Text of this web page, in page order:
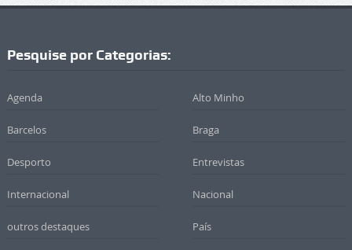
Pesquise por Categorias:
Agenda Alto Minho
Barcelos Braga
Desporto Entrevistas
Internacional Nacional
outros destaques País